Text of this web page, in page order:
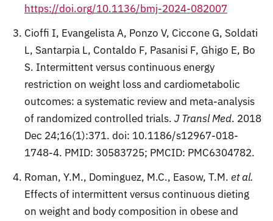
https://doi.org/10.1136/bmj-2024-082007
Cioffi I, Evangelista A, Ponzo V, Ciccone G, Soldati
L, Santarpia L, Contaldo F, Pasanisi F, Ghigo E, Bo
S. Intermittent versus continuous energy
restriction on weight loss and cardiometabolic
outcomes: a systematic review and meta-analysis
of randomized controlled trials. J Transl Med. 2018
Dec 24;16(1):371. doi: 10.1186/s12967-018-
1748-4. PMID: 30583725; PMCID: PMC6304782.
Roman, Y.M., Dominguez, M.C., Easow, T.M. et al.
Effects of intermittent versus continuous dieting
on weight and body composition in obese and